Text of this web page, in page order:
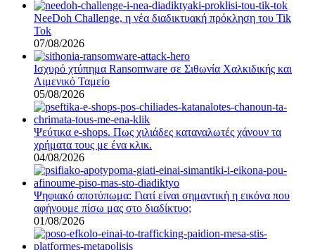
NeeDoh Challenge, η νέα διαδικτυακή πρόκληση του Tik
Tok
07/08/2026
Ισχυρό χτύπημα Ransomware σε Σιθωνία Χαλκιδικής και
Λιμενικό Ταμείο
05/08/2026
Ψεύτικα e-shops. Πως χιλιάδες καταναλωτές χάνουν τα
χρήματα τους με ένα κλικ.
04/08/2026
Ψηφιακό αποτύπωμα: Γιατί είναι σημαντική η εικόνα που
αφήνουμε πίσω μας στο διαδίκτυο;
01/08/2026